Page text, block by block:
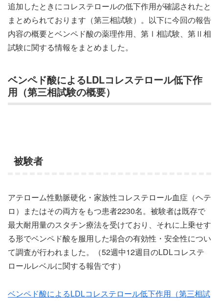
追加したときにコレステロールの低下作用が確認されたと
まとめられております（第三相試験）。以下に今回の報告
内容の概要とベンペド酸の薬理作用、第Ⅰ相試験、第Ⅱ相
試験に関する情報をまとめました。
ベンペド酸によるLDLコレステロール低下作
用（第三相試験の概要）
被験者
アテローム性動脈硬化・家族性コレステロール血症（ヘテ
ロ）またはその両方をもつ患者2230名。被験者は既存で
最大耐用量のスタチン療法を受けており、それに上乗せす
る形でベンペド酸を服用した場合の有効性・安全性につい
て調査が行われました。（52週中12週目のLDLコレステ
ロールレベルに関する報告です）
ベンペド酸によるLDLコレステロール低下作用（第三相試